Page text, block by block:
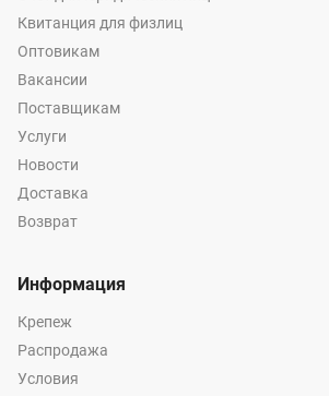
Квитанция для физлиц
Оптовикам
Вакансии
Поставщикам
Услуги
Новости
Доставка
Возврат
Информация
Крепеж
Распродажа
Условия